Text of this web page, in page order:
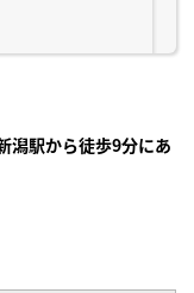
潟駅から徒歩9分にあ